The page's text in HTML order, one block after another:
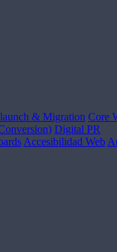
& Migration Core
Digital PR
Accesibilidad Web